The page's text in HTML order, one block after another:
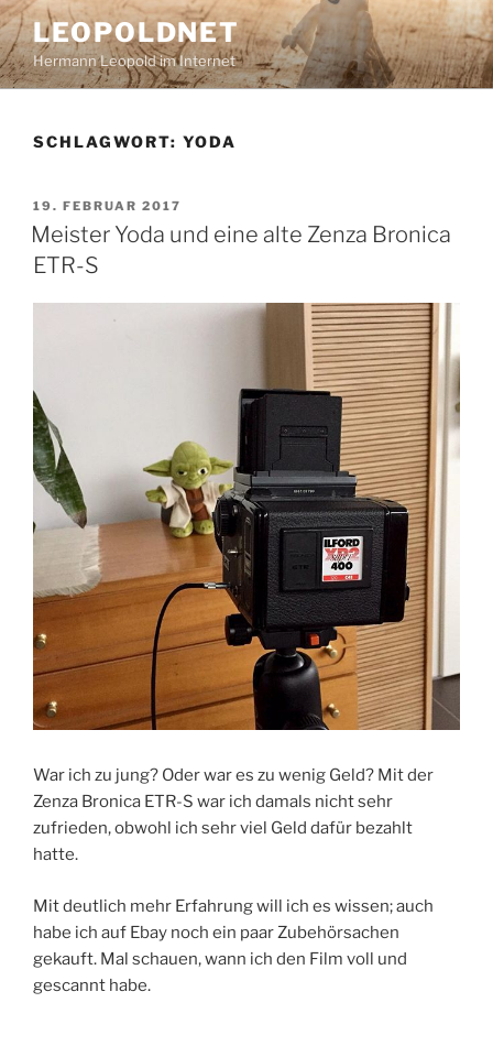
Zum
Inhalt
springen
LEOPOLDNET
Hermann Leopold im Internet
SCHLAGWORT: YODA
VERÖFFENTLICHT
AM
19. FEBRUAR 2017
Meister Yoda und eine alte Zenza Bronica
ETR-S
War ich zu jung? Oder war es zu wenig Geld? Mit der
Zenza Bronica ETR-S war ich damals nicht sehr
zufrieden, obwohl ich sehr viel Geld dafür bezahlt
hatte.
Mit deutlich mehr Erfahrung will ich es wissen; auch
habe ich auf Ebay noch ein paar Zubehörsachen
gekauft. Mal schauen, wann ich den Film voll und
gescannt habe.